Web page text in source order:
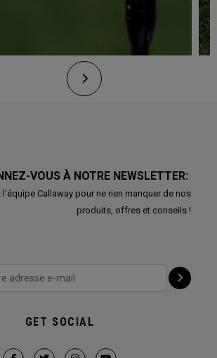
VOUS À NOTRE NEWSLETTER:
l'équipe Callaway pour ne rien manquer de nos
produits, offres et conseils !
GET SOCIAL